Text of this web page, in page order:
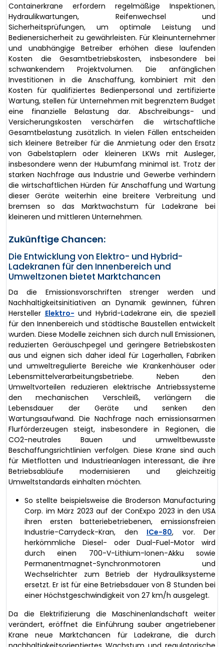
Containerkrane erfordern regelmäßige Inspektionen,
Hydraulikwartungen, Reifenwechsel und
Sicherheitsprüfungen, um optimale Leistung und
Bedienersicherheit zu gewährleisten. Für Kleinunternehmer
und unabhängige Betreiber erhöhen diese laufenden
Kosten die Gesamtbetriebskosten, insbesondere bei
schwankendem Projektvolumen. Die anfänglichen
Investitionen in die Anschaffung, kombiniert mit den
Kosten für qualifiziertes Bedienpersonal und zertifizierte
Wartung, stellen für Unternehmen mit begrenztem Budget
eine finanzielle Belastung dar. Abschreibungs- und
Versicherungskosten verschärfen die wirtschaftliche
Gesamtbelastung zusätzlich. In vielen Fällen entscheiden
sich kleinere Betreiber für die Anmietung oder den Ersatz
von Gabelstaplern oder kleineren LKWs mit Ausleger,
insbesondere wenn der Hubumfang minimal ist. Trotz der
starken Nachfrage aus Industrie und Gewerbe verhindern
die wirtschaftlichen Hürden für Anschaffung und Wartung
dieser Geräte weiterhin eine breitere Verbreitung und
bremsen so das Marktwachstum für Ladekrane bei
kleineren und mittleren Unternehmen.
Zukünftige Chancen:
Die Entwicklung von Elektro- und Hybrid-
Ladekranen für den Innenbereich und
Umweltzonen bietet Marktchancen
Da die Emissionsvorschriften strenger werden und
Nachhaltigkeitsinitiativen an Dynamik gewinnen, führen
Hersteller Elektro- und Hybrid-Ladekrane ein, die speziell
für den Innenbereich und städtische Baustellen entwickelt
wurden. Diese Modelle zeichnen sich durch null Emissionen,
reduzierten Geräuschpegel und geringere Betriebskosten
aus und eignen sich daher ideal für Lagerhallen, Fabriken
und umweltregulierte Bereiche wie Krankenhäuser oder
Lebensmittelverarbeitungsbetriebe. Neben den
Umweltvorteilen reduzieren elektrische Antriebssysteme
den mechanischen Verschleiß, verlängern die
Lebensdauer der Geräte und senken den
Wartungsaufwand. Die Nachfrage nach emissionsarmen
Flurförderzeugen steigt, insbesondere in Regionen, die
CO2-neutrales Bauen und umweltbewusste
Beschaffungsrichtlinien verfolgen. Diese Krane sind auch
für Mietflotten und Industrieanlagen interessant, die ihre
Betriebsabläufe modernisieren und gleichzeitig
Umweltstandards einhalten möchten.
So stellte beispielsweise die Broderson Manufacturing
Corp. im März 2023 auf der ConExpo 2023 in den USA
ihren ersten batteriebetriebenen, emissionsfreien
Industrie-Carrydeck-Kran, den ICe-80, vor. Der
herkömmliche Diesel- oder Dual-Fuel-Motor wird
durch einen 700-V-Lithium-Ionen-Akku sowie
Permanentmagnet-Synchronmotoren und
Wechselrichter zum Betrieb der Hydrauliksysteme
ersetzt. Er ist für eine Betriebsdauer von 8 Stunden bei
einer Höchstgeschwindigkeit von 27 km/h ausgelegt.
Da die Elektrifizierung die Maschinenlandschaft weiter
verändert, eröffnet die Einführung sauber angetriebener
Krane neue Marktchancen für Ladekrane, die durch